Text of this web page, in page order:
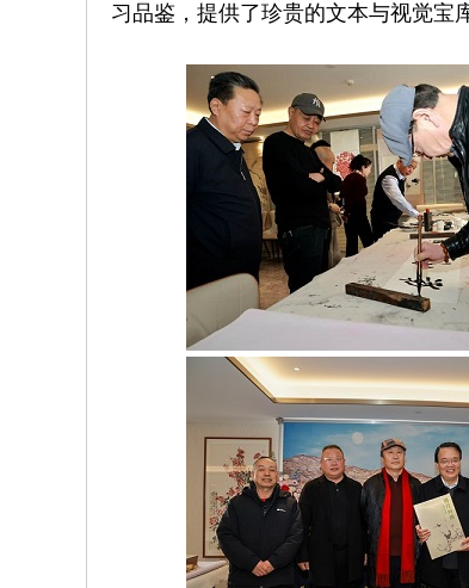
习品鉴，提供了珍贵的文本与视觉宝